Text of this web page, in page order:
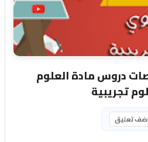
دروس مادة العلوم
تجريبية
اضف تعليق